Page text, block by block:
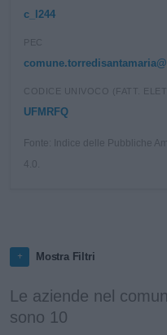
c_l244
PEC
CODICE UNIVOCO (FATT.
UFMRFQ
Fonte: Indice delle Pubbliche
Mostra Filtri
Le aziende nel
sono 10